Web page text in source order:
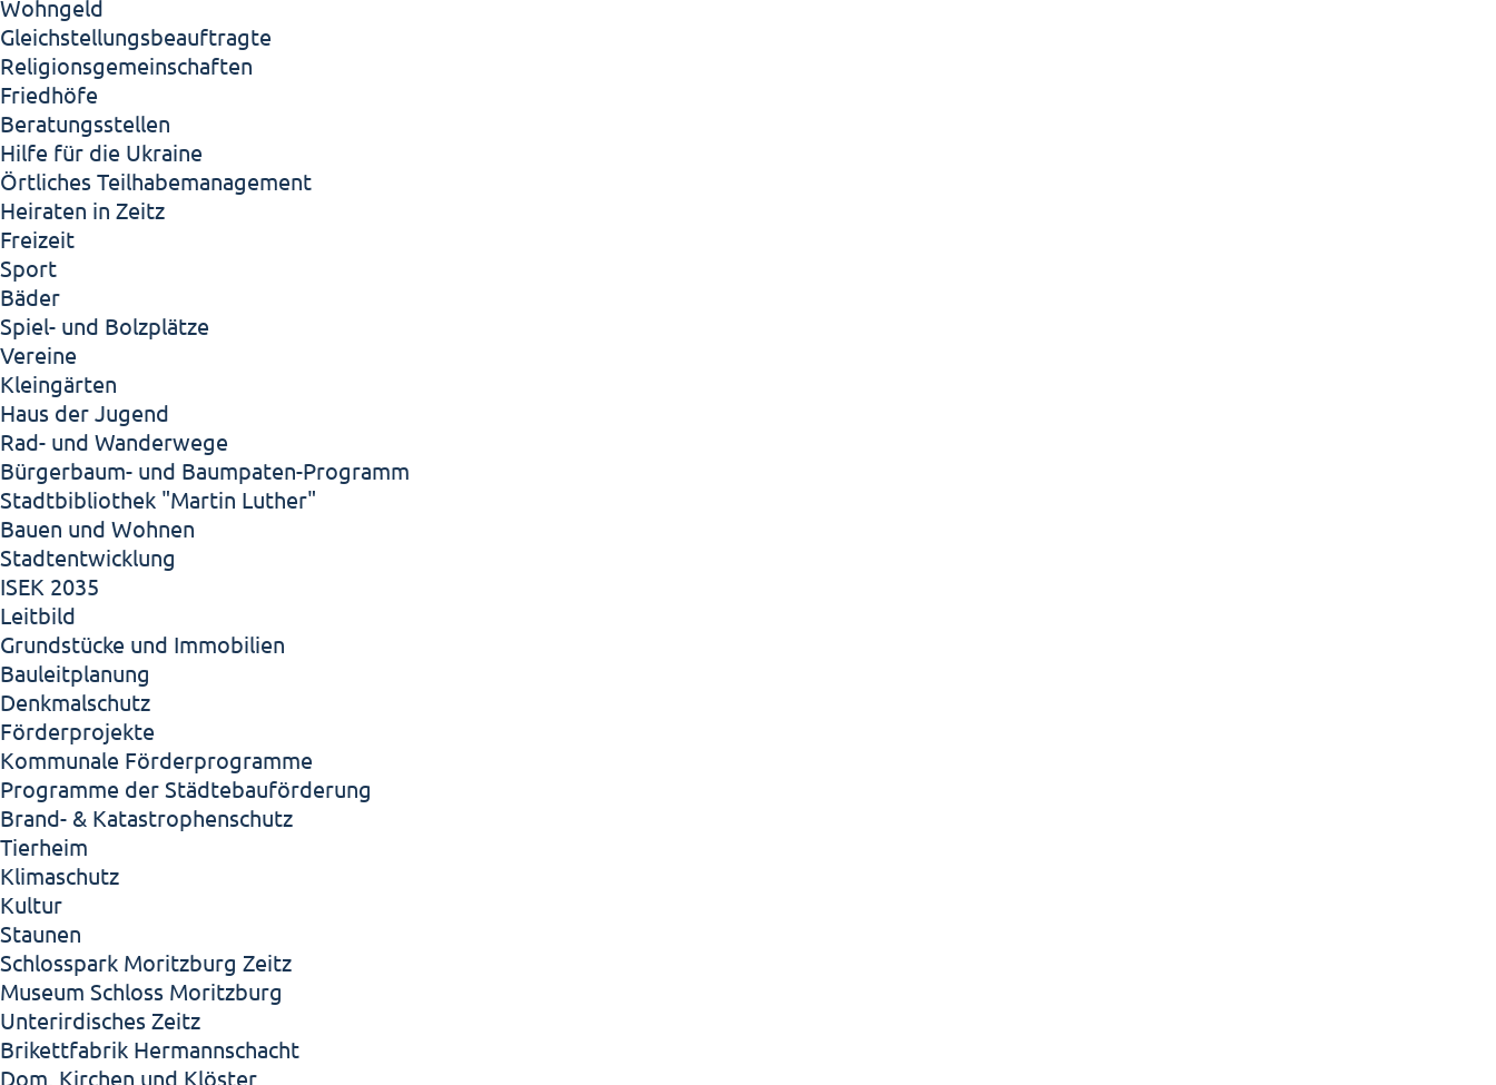
Wohngeld
Gleichstellungsbeauftragte
Religionsgemeinschaften
Friedhöfe
Beratungsstellen
Hilfe für die Ukraine
Örtliches Teilhabemanagement
Heiraten in Zeitz
Freizeit
Sport
Bäder
Spiel- und Bolzplätze
Vereine
Kleingärten
Haus der Jugend
Rad- und Wanderwege
Bürgerbaum- und Baumpaten-Programm
Stadtbibliothek "Martin Luther"
Bauen und Wohnen
Stadtentwicklung
ISEK 2035
Leitbild
Grundstücke und Immobilien
Bauleitplanung
Denkmalschutz
Förderprojekte
Kommunale Förderprogramme
Programme der Städtebauförderung
Brand- & Katastrophenschutz
Tierheim
Klimaschutz
Kultur
Staunen
Schlosspark Moritzburg Zeitz
Museum Schloss Moritzburg
Unterirdisches Zeitz
Brikettfabrik Hermannschacht
Dom, Kirchen und Klöster